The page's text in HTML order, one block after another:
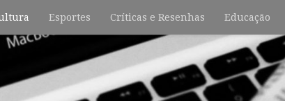
Esportes Críticas e Resenhas Educação